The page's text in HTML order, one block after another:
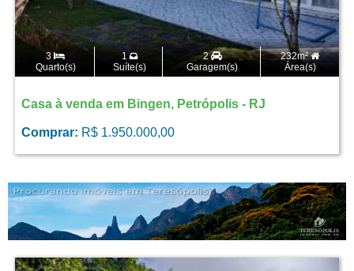
3
Quarto(s)
1
Suíte(s)
2
Garagem(s)
232m²
Área(s)
Casa à venda em Bingen, Petrópolis - RJ
Comprar: R$ 1.950.000,00